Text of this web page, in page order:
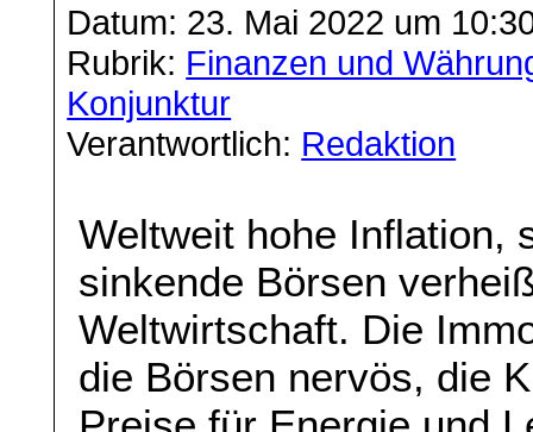
Datum: 23. Mai 2022 um
Rubrik: Finanzen und
Konjunktur
Verantwortlich: Redaktion
Weltweit hohe Inflation,
sinkende Börsen
Weltwirtschaft. Die
die Börsen nervös, die